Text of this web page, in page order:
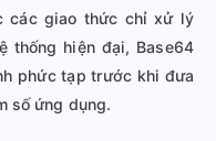
các giao thức chỉ xử lý
thống hiện đại, Base64
phức tạp trước khi đưa
số ứng dụng.